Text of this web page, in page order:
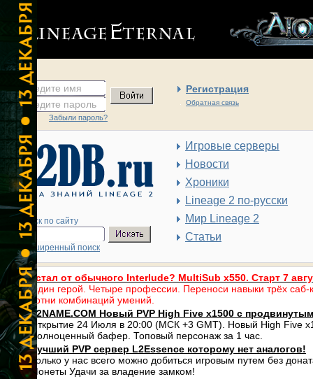
введите имя Регистрация
Обратная связь
введите пароль
Забыли пароль?
Поиск по сайту
Расширенный поиск
Игровые серверы
Новости
Хроники
Lineage 2 по-русски
Мир Lineage 2
Статьи
Устал от обычного Interlude? MultiSub x550. Старт 7
Один герой. Четыре профессии. Переноси навыки трёх саб-
сотни комбинаций умений.
L2NAME.COM Новый PVP High Five x1500 с
Открытие 24 Июля в 20:00 (МСК +3 GMT). Новый High Five
Полноценный бафер. Топовый персонаж за 1 час.
Лучший PVP сервер L2Essence которому нет аналогов!
Только у нас всего можно добиться игровым путем без
Монеты Удачи за владение замком!